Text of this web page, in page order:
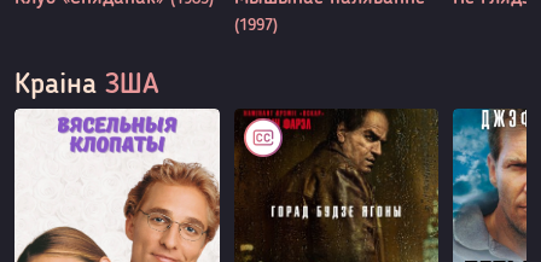
(1997)
Краіна ЗША